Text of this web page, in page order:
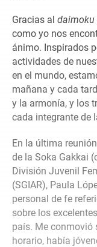
Gracias al daimoku
como yo nos
ánimo. Inspirados
actividades de
en el mundo,
mañana y cada
y la armonía, y los
cada integrante de
En la última
de la Soka Gakkai
División Juvenil
(SGIAR), Paula
personal de fe
sobre los
país. Me conmovió
horario, había